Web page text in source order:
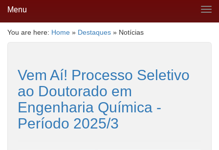
Menu
You are here: Home » Destaques » Notícias
Vem Aí! Processo Seletivo
ao Doutorado em
Engenharia Química -
Período 2025/3